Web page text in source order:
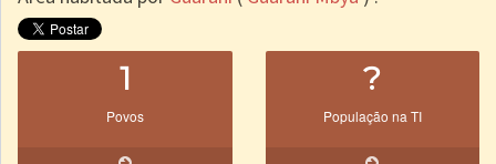
1
Povos
?
População na TI